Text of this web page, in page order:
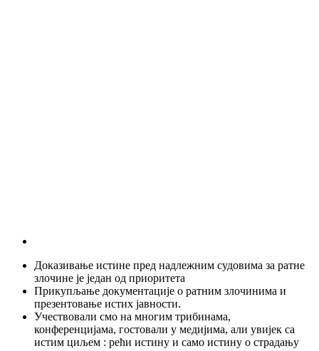
Доказивање истине пред надлежним судовима за ратне
злочине је један од приоритета
Прикупљање документације о ратним злочинима и
презентовање истих јавности.
Учествовали смо на многим трибинама,
конференцијама, гостовали у медијима, али увијек са
истим циљем : рећи истину и само истину о страдању